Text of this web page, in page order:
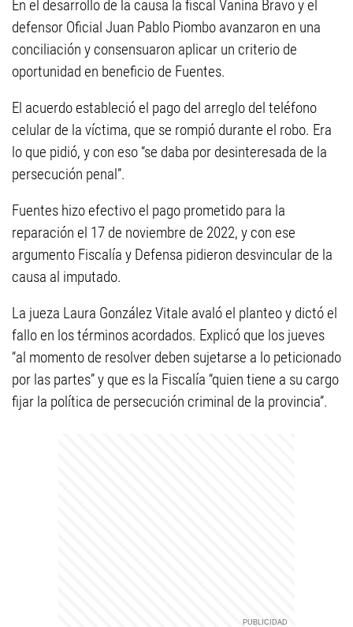
En el desarrollo de la causa la fiscal Vanina Bravo y el
defensor Oficial Juan Pablo Piombo avanzaron en una
conciliación y consensuaron aplicar un criterio de
oportunidad en beneficio de Fuentes.
El acuerdo estableció el pago del arreglo del teléfono
celular de la víctima, que se rompió durante el robo. Era
lo que pidió, y con eso “se daba por desinteresada de la
persecución penal”.
Fuentes hizo efectivo el pago prometido para la
reparación el 17 de noviembre de 2022, y con ese
argumento Fiscalía y Defensa pidieron desvincular de la
causa al imputado.
La jueza Laura González Vitale avaló el planteo y dictó el
fallo en los términos acordados. Explicó que los jueves
“al momento de resolver deben sujetarse a lo peticionado
por las partes” y que es la Fiscalía “quien tiene a su cargo
fijar la política de persecución criminal de la provincia”.